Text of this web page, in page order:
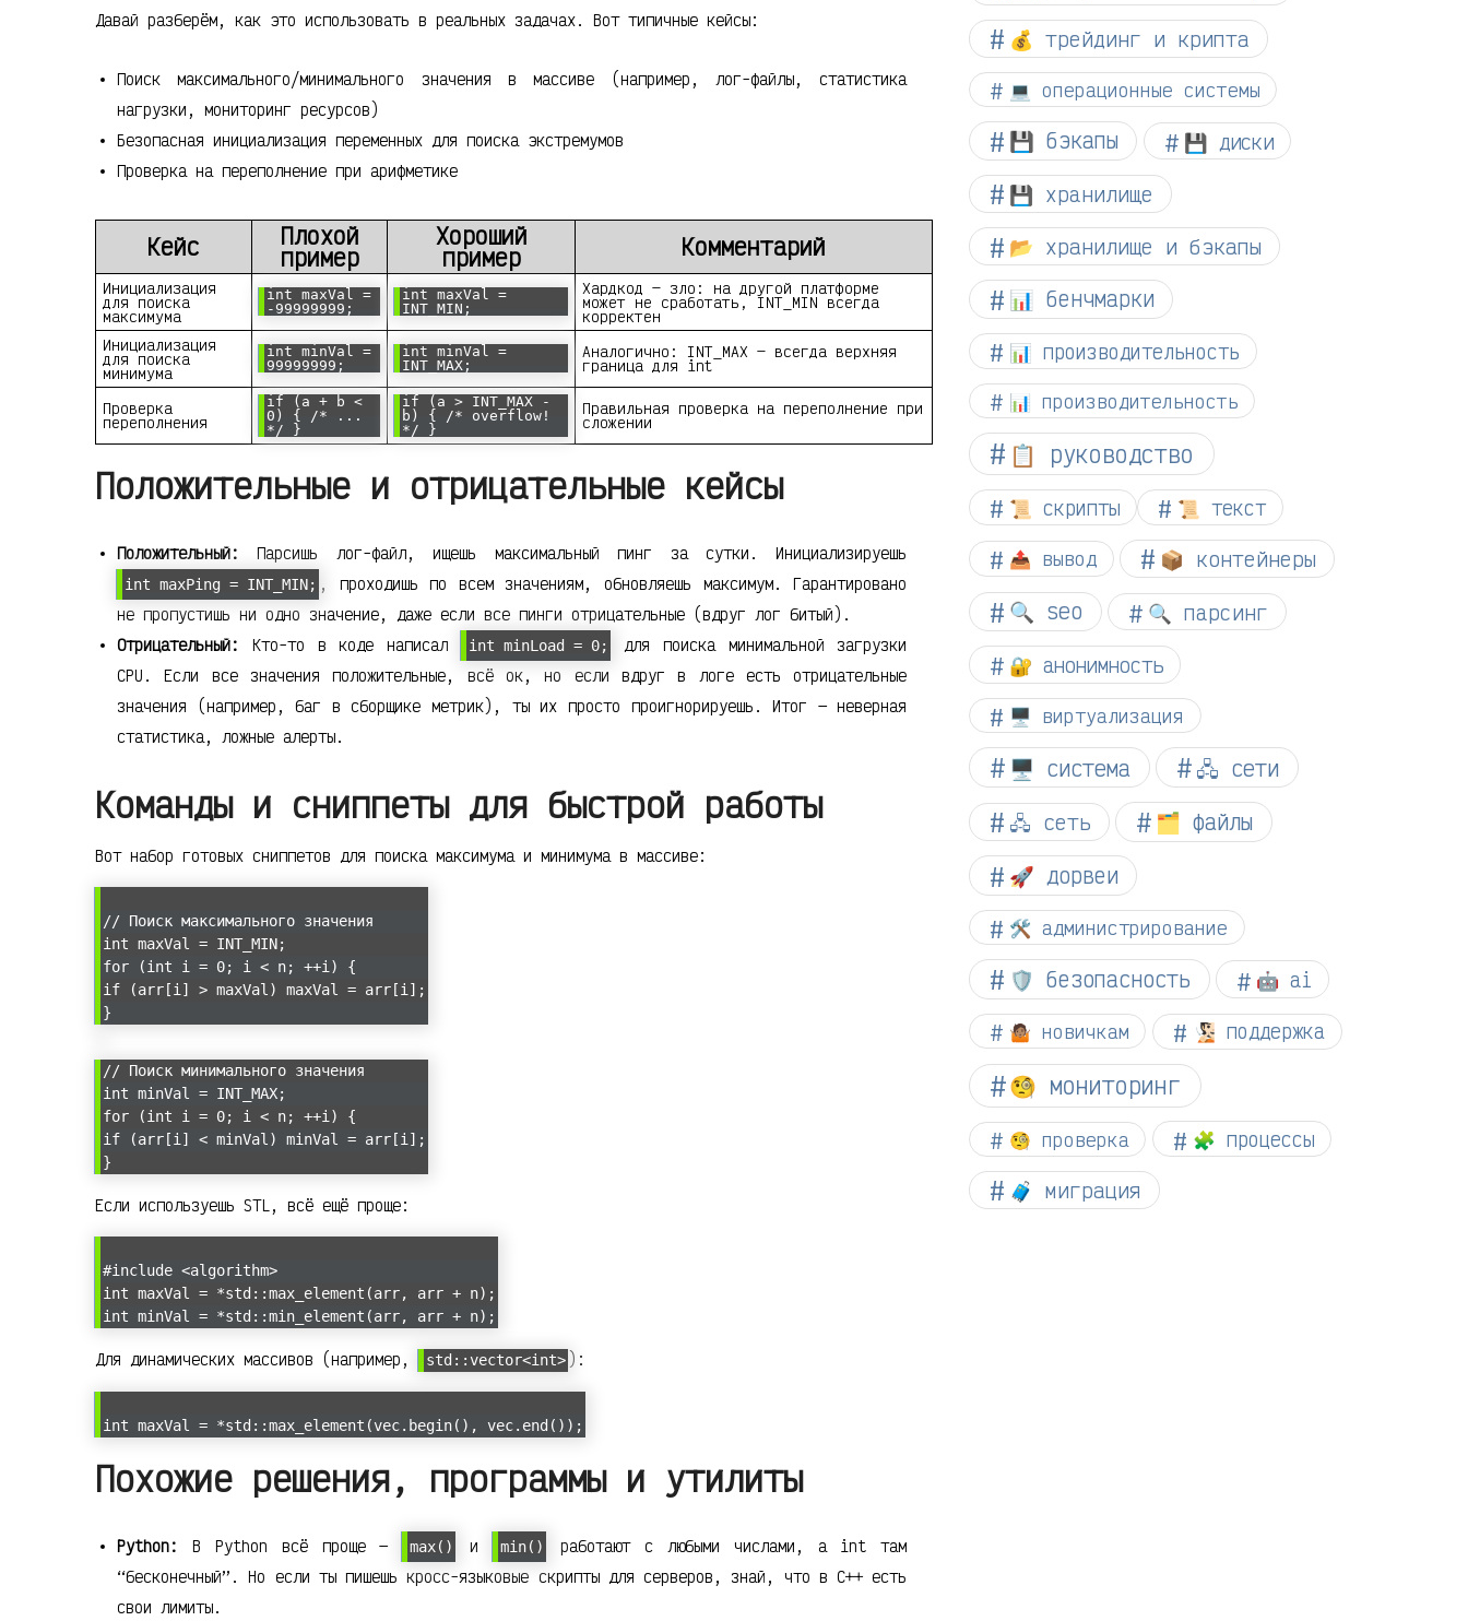
Давай разберём, как это использовать в реальных задачах. Вот типичные кейсы:
Поиск максимального/минимального значения в массиве (например, лог-файлы, статистика
нагрузки, мониторинг ресурсов)
Безопасная инициализация переменных для поиска экстремумов
Проверка на переполнение при арифметике
Кейс Плохой
пример
Хороший
пример Комментарий
Инициализация
для поиска
максимума
int maxVal =
-99999999;
int maxVal =
INT_MIN;
Хардкод — зло: на другой платформе
может не сработать, INT_MIN всегда
корректен
Инициализация
для поиска
минимума
int minVal =
99999999;
int minVal =
INT_MAX;
Аналогично: INT_MAX — всегда верхняя
граница для int
Проверка
переполнения
if (a + b <
0) { /* ...
*/ }
if (a > INT_MAX -
b) { /* overflow!
*/ }
Правильная проверка на переполнение при
сложении
Положительные и отрицательные кейсы
Положительный: Парсишь лог-файл, ищешь максимальный пинг за сутки. Инициализируешь
int maxPing = INT_MIN; , проходишь по всем значениям, обновляешь максимум. Гарантировано
не пропустишь ни одно значение, даже если все пинги отрицательные (вдруг лог битый).
Отрицательный:
Кто-то в коде написал int minLoad = 0;
для поиска минимальной загрузки
CPU. Если все значения положительные, всё ок, но если вдруг в логе есть отрицательные
значения (например, баг в сборщике метрик), ты их просто проигнорируешь. Итог — неверная
статистика, ложные алерты.
Команды и сниппеты для быстрой работы
Вот набор готовых сниппетов для поиска максимума и минимума в массиве:
// Поиск максимального значения
int maxVal = INT_MIN;
for (int i = 0; i < n; ++i) {
if (arr[i] > maxVal) maxVal = arr[i];
}
// Поиск минимального значения
int minVal = INT_MAX;
for (int i = 0; i < n; ++i) {
if (arr[i] < minVal) minVal = arr[i];
}
Если используешь STL, всё ещё проще:
#include <algorithm>
int maxVal = *std::max_element(arr, arr + n);
int minVal = *std::min_element(arr, arr + n);
Для динамических массивов (например, std::vector<int> ):
int maxVal = *std::max_element(vec.begin(), vec.end());
Похожие решения, программы и утилиты
Python: В Python всё проще — max() и min()
работают с любыми числами, а int там
“бесконечный”. Но если ты пишешь кросс-языковые скрипты для серверов, знай, что в C++ есть
свои лимиты.
💰 трейдинг и крипта
💻 операционные системы
💾 бэкапы 💾 диски
💾 хранилище
📂 хранилище и бэкапы
📊 бенчмарки
📊 производительность
📊 производительность
📋 руководство
📜 скрипты 📜 текст
📤 вывод 📦 контейнеры
🔍 seo 🔍 парсинг
🔐 анонимность
🖥️ виртуализация
🖥️ система 🖧 сети
🖧 сеть 🗂️ файлы
🚀 дорвеи
🛠️ администрирование
🛡️ безопасность 🤖 ai
🤷🏽 новичкам 🧏🏻 поддержка
🧐 мониторинг
🧐 проверка 🧩 процессы
🧳 миграция